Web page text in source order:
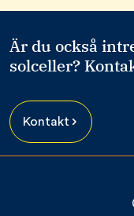
Är du också
solceller?
Kontakt